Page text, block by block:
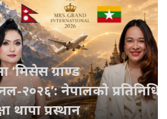
ग्राण्ड
नेपालको प्रतिनिधित्व
प्रस्थान